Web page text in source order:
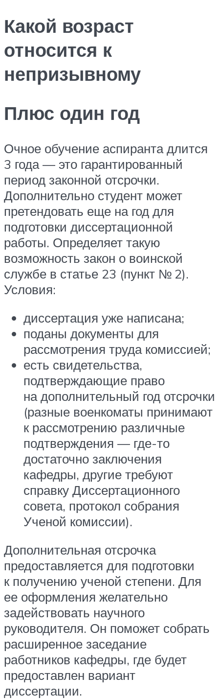
Какой возраст
относится к
непризывному
Плюс один год
Очное обучение аспиранта длится
3 года — это гарантированный
период законной отсрочки.
Дополнительно студент может
претендовать еще на год для
подготовки диссертационной
работы. Определяет такую
возможность закон о воинской
службе в статье 23 (пункт № 2).
Условия:
диссертация уже написана;
поданы документы для
рассмотрения труда комиссией;
есть свидетельства,
подтверждающие право
на дополнительный год отсрочки
(разные военкоматы принимают
к рассмотрению различные
подтверждения — где-то
достаточно заключения
кафедры, другие требуют
справку Диссертационного
совета, протокол собрания
Ученой комиссии).
Дополнительная отсрочка
предоставляется для подготовки
к получению ученой степени. Для
ее оформления желательно
задействовать научного
руководителя. Он поможет собрать
расширенное заседание
работников кафедры, где будет
предоставлен вариант
диссертации.